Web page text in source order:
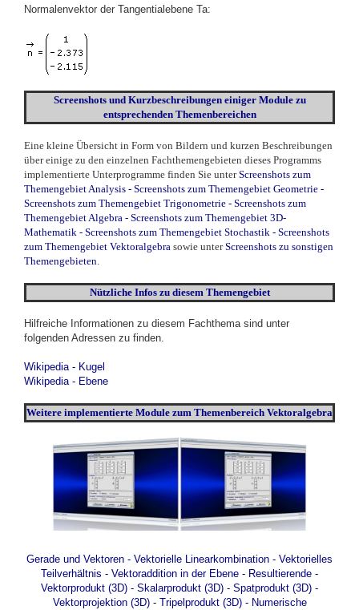
Normalenvektor der Tangentialebene Ta:
Screenshots und Kurzbeschreibungen einiger Module zu
entsprechenden Themenbereichen
Eine kleine Übersicht in Form von Bildern und kurzen Beschreibungen
über einige zu den einzelnen Fachthemengebieten dieses Programms
implementierte Unterprogramme finden Sie unter Screenshots zum
Themengebiet Analysis - Screenshots zum Themengebiet Geometrie -
Screenshots zum Themengebiet Trigonometrie - Screenshots zum
Themengebiet Algebra - Screenshots zum Themengebiet 3D-
Mathematik - Screenshots zum Themengebiet Stochastik - Screenshots
zum Themengebiet Vektoralgebra sowie unter Screenshots zu sonstigen
Themengebieten
Nützliche Infos zu diesem Themengebiet
Hilfreiche Informationen zu diesem Fachthema sind unter
folgenden Adressen zu finden.
Wikipedia - Kugel
Wikipedia - Ebene
Weitere implementierte Module zum Themenbereich Vektoralgebra
Gerade und Vektoren - Vektorielle Linearkombination - Vektorielles
Teilverhältnis - Vektoraddition in der Ebene - Resultierende -
Vektorprodukt (3D) - Skalarprodukt (3D) - Spatprodukt (3D) -
Vektorprojektion (3D)- Tripelprodukt (3D)- Numerische